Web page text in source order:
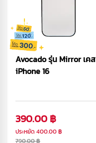
Avocado รุ่น Mirror เคส
iPhone 16
390.00 ฿
ประหยัด 400.00 ฿
790.00 ฿